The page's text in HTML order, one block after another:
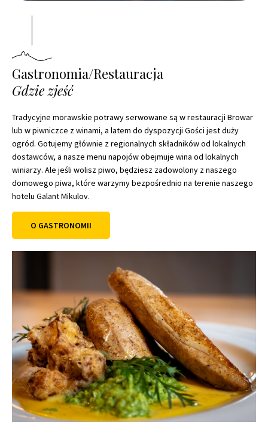
Gastronomia/Restauracja
Gdzie zjeść
Tradycyjne morawskie potrawy serwowane są w restauracji Browar
lub w piwniczce z winami, a latem do dyspozycji Gości jest duży
ogród. Gotujemy głównie z regionalnych składników od lokalnych
dostawców, a nasze menu napojów obejmuje wina od lokalnych
winiarzy. Ale jeśli wolisz piwo, będziesz zadowolony z naszego
domowego piwa, które warzymy bezpośrednio na terenie naszego
hotelu Galant Mikulov.
O GASTRONOMII